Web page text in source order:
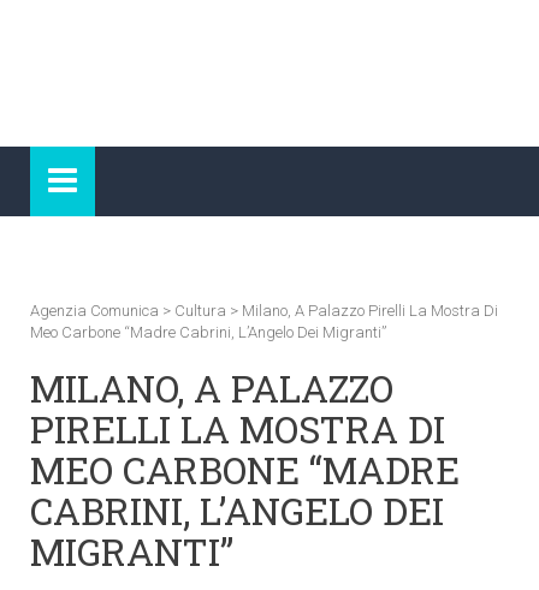
Agenzia Comunica > Cultura > Milano, A Palazzo Pirelli La Mostra Di
Meo Carbone “Madre Cabrini, L’Angelo Dei Migranti”
MILANO, A PALAZZO
PIRELLI LA MOSTRA DI
MEO CARBONE “MADRE
CABRINI, L’ANGELO DEI
MIGRANTI”